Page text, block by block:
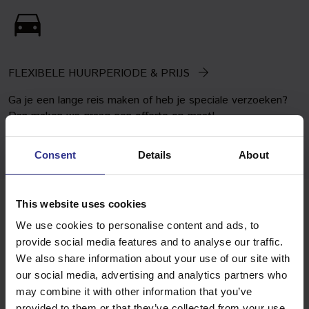
Consent Details About
This website uses cookies
We use cookies to personalise content and ads, to
provide social media features and to analyse our traffic.
We also share information about your use of our site with
our social media, advertising and analytics partners who
may combine it with other information that you’ve
FLEXIBELE HUURPERIODE & PRIJS
Ga je een lange reis maken of heb je speciale verzoeken?
Dan maken we graag een offerte op maat!
Oprijwagen huren in
Vlaardingen
SNEL ONDERWEG
Vervoer nodig in Vlaardingen? Van Gent Autoverhuur regelt